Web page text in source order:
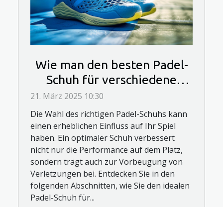
Wie man den besten Padel-
Schuh für verschiedene
Spielstile auswählt
21. März 2025 10:30
Die Wahl des richtigen Padel-Schuhs kann
einen erheblichen Einfluss auf Ihr Spiel
haben. Ein optimaler Schuh verbessert
nicht nur die Performance auf dem Platz,
sondern trägt auch zur Vorbeugung von
Verletzungen bei. Entdecken Sie in den
folgenden Abschnitten, wie Sie den idealen
Padel-Schuh für...